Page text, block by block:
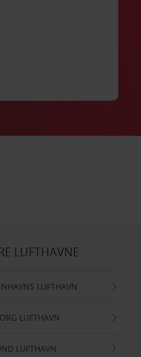
LUFTHAVNE
LUFTHAVN
LUFTHAVN
LUFTHAVN